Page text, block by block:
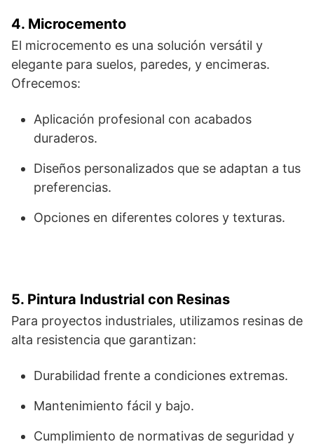
4. Microcemento
El microcemento es una solución versátil y
elegante para suelos, paredes, y encimeras.
Ofrecemos:
Aplicación profesional con acabados
duraderos.
Diseños personalizados que se adaptan a tus
preferencias.
Opciones en diferentes colores y texturas.
5. Pintura Industrial con Resinas
Para proyectos industriales, utilizamos resinas de
alta resistencia que garantizan:
Durabilidad frente a condiciones extremas.
Mantenimiento fácil y bajo.
Cumplimiento de normativas de seguridad y